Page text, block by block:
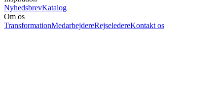
NyhedsbrevKatalog
Om os
TransformationMedarbejdereRejseledereKontakt os